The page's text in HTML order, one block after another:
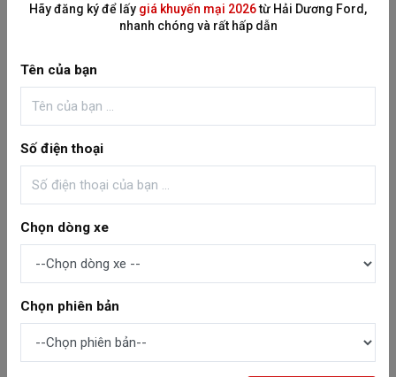
Văn hóa công ty
Chào mừng quý khách hàng đến với Website chính thức
Nam. Đi vào hoạt động từ năm 2018, chúng tôi luôn nỗ
lực mang ...
Hãy đăng ký để lấy giá khuyến mại 2026từ Hải Dương Ford,
nhanh chóng và rất hấp dẫn
Tên của bạn
Số điện thoại
Chọn dòng xe
Chọn phiên bản